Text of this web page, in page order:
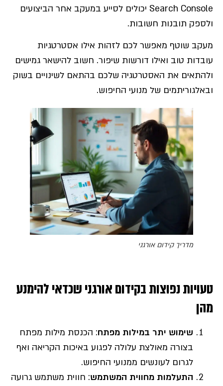
Search Console יכולים לסייע במעקב אחר הביצועים
ולספק תובנות חשובות.
מעקב שוטף מאפשר לכם לזהות אילו אסטרטגיות
עובדות טוב ואילו דורשות שיפור. חשוב להישאר גמישים
ולהתאים את האסטרטגיה שלכם בהתאם לשינויים בשוק
ובאלגוריתמים של מנועי החיפוש.
מדריך קידום אורגני
טעויות נפוצות בקידום אורגני שכדאי להימנע
מהן
שימוש יתר במילות מפתח: הכנסת מילות מפתח
בצורה מאולצת עלולה לפגוע באיכות הקריאה ואף
לגרום לעונשים ממנועי החיפוש.
התעלמות מחווית המשתמש: חווית משתמש גרועה